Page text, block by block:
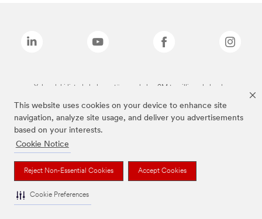
This website uses cookies on your device to enhance site
navigation, analyze site usage, and deliver you advertisements
based on your interests.
Cookie Notice
Reject Non-Essential Cookies Accept Cookies
Cookie Preferences
Yukarıdaki listede bulunan tüm markalar, 3M tescilli markalarıdır.